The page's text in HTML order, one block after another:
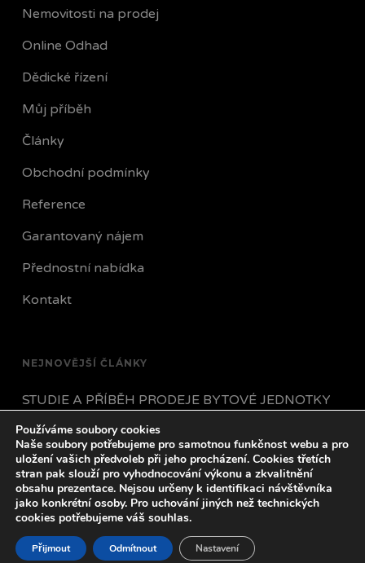
Nemovitosti na prodej
Online Odhad
Dědické řízení
Můj příběh
Články
Obchodní podmínky
Reference
Garantovaný nájem
Přednostní nabídka
Kontakt
NEJNOVĚJŠÍ ČLÁNKY
STUDIE A PŘÍBĚH PRODEJE BYTOVÉ JEDNOTKY
JAK POSTUPOVAT POKUD VÁM NÁJEMNÍK
PŘESTANE PLATIT?
VŠECHNO CO POTŘEBUJETE VĚDĚT O HYPOTÉCE
V ROCE 2023
Používáme soubory cookies
Naše soubory potřebujeme pro samotnou funkčnost webu a pro
uložení vašich předvoleb při jeho procházení. Cookies třetích
stran pak slouží pro vyhodnocování výkonu a zkvalitnění
obsahu prezentace. Nejsou určeny k identifikaci návštěvníka
jako konkrétní osoby. Pro uchování jiných než technických
cookies potřebujeme váš souhlas.
Přijmout Odmítnout Nastavení